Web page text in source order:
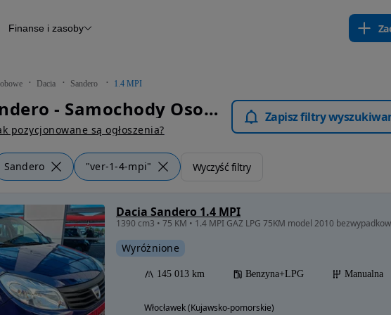
Raport z inspekcji
Otomoto News
Finanse i zasoby
Dacia Sandero 1.4 MPI
Dacia Sandero - Samochody Osobowe
pozycjonowane są ogłoszenia?
Zapisz filtry
Sandero "ver-1-4-mpi" Wyczyść filtry
Dacia Sandero 1.4 MPI
Wyróżnione
145 013 km Benzyna+LPG Manualna
Włocławek (Kujawsko-pomorskie)